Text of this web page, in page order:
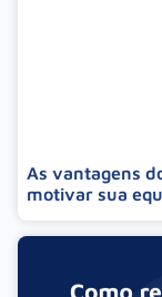
As vantagens
motivar sua